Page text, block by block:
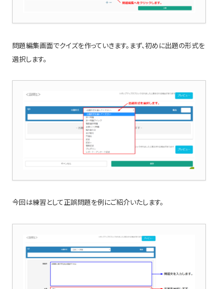
問題編集画面でクイズを作っていきます。まず、初めに出題の形式を
選択します。
今回は練習として正誤問題を例にご紹介いたします。